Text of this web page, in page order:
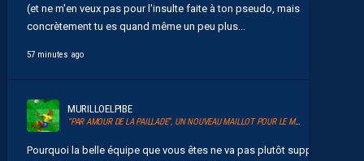
(et ne m'en veux pas pour l'insulte faite à ton pseudo, mais
concrètement tu es quand même un peu plus...
57 minutes ago
MURILLOELPIBE
“PAR AMOUR DE LA PAILLADE”, UN NOUVEAU MAILLOT POUR LE MHSC
Pourquoi la belle équipe que vous êtes ne va pas plutôt supporter